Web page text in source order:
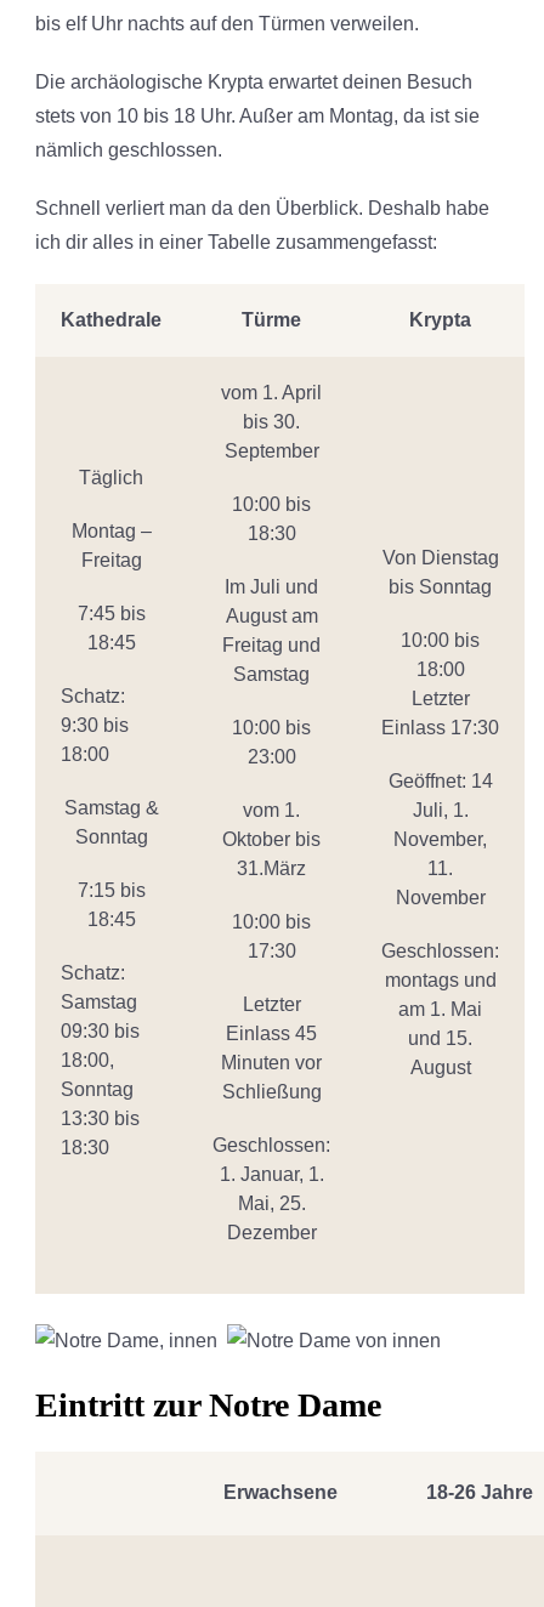
bis elf Uhr nachts auf den Türmen verweilen.
Die archäologische Krypta erwartet deinen Besuch
stets von 10 bis 18 Uhr. Außer am Montag, da ist sie
nämlich geschlossen.
Schnell verliert man da den Überblick. Deshalb habe
ich dir alles in einer Tabelle zusammengefasst:
Kathedrale Türme Krypta
Täglich
Montag –
Freitag
7:45 bis
18:45
Schatz:
9:30 bis
18:00
Samstag &
Sonntag
7:15 bis
18:45
Schatz:
Samstag
09:30 bis
18:00,
Sonntag
13:30 bis
18:30
vom 1. April
bis 30.
September
10:00 bis
18:30
Im Juli und
August am
Freitag und
Samstag
10:00 bis
23:00
vom 1.
Oktober bis
31.März
10:00 bis
17:30
Letzter
Einlass 45
Minuten vor
Schließung
Geschlossen:
1. Januar, 1.
Mai, 25.
Dezember
Von Dienstag
bis Sonntag
10:00 bis
18:00
Letzter
Einlass 17:30
Geöffnet: 14
Juli, 1.
November,
11.
November
Geschlossen:
montags und
am 1. Mai
und 15.
August
Eintritt zur Notre Dame
Erwachsene 18-26 Jahre